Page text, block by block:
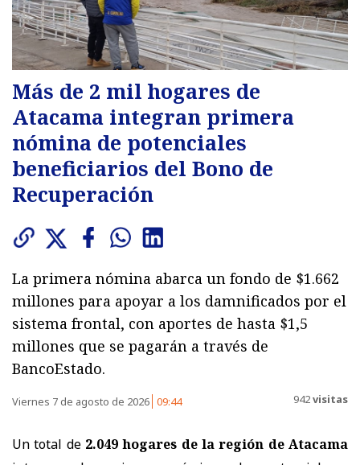
Más de 2 mil hogares de
Atacama integran primera
nómina de potenciales
beneficiarios del Bono de
Recuperación
La primera nómina abarca un fondo de $1.662
millones para apoyar a los damnificados por el
sistema frontal, con aportes de hasta $1,5
millones que se pagarán a través de
BancoEstado.
Viernes 7 de agosto de 2026 09:44 942visitas
Un total de 2.049 hogares de la región de Atacama